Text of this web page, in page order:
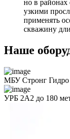
но в
узкими
применять
скважину
Наше
МБУ Стронг Гидро
УРБ 2А2 до 180